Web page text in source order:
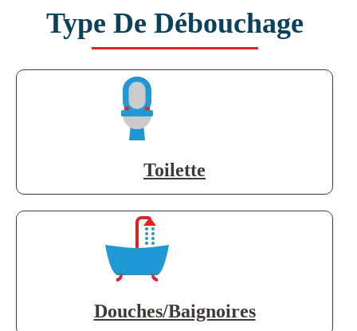
Type De Débouchage
Toilette
Douches/Baignoires